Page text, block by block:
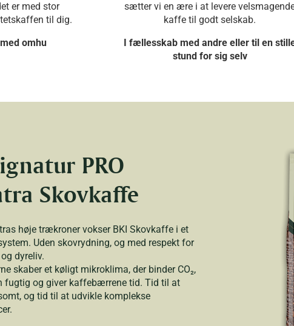
er med stor
til dig.
omhu
sætter vi en ære i at levere
kaffe til godt selskab.
I fællesskab med andre eller til en
stund for sig selv
PRO
Skovkaffe
høje trækroner vokser BKI Skovkaffe i et
Uden skovrydning, og med respekt for
dyreliv.
skaber et køligt mikroklima, der binder CO₂,
fugtig og giver kaffebærrene tid. Tid til at
og tid til at udvikle komplekse